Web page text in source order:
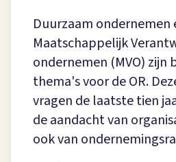
Duurzaam ondernemen
Maatschappelijk
ondernemen (MVO) zijn
thema's voor de OR.
vragen de laatste tien
de aandacht van
ook van